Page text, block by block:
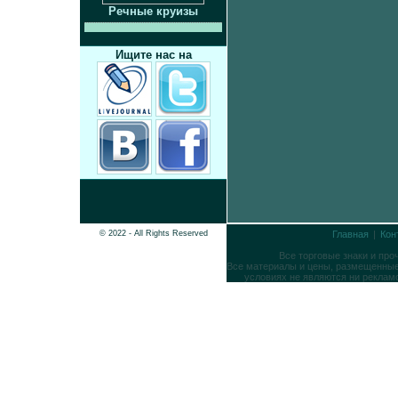
Речные круизы
Ищите нас на
© 2022 - All Rights Reserved Главная |
Все торговые знаки и
Все материалы и цены,
условиях не являются ни